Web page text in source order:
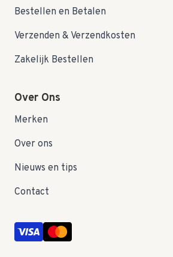
Bestellen en Betalen
Verzenden & Verzendkosten
Zakelijk Bestellen
Over Ons
Merken
Over ons
Nieuws en tips
Contact